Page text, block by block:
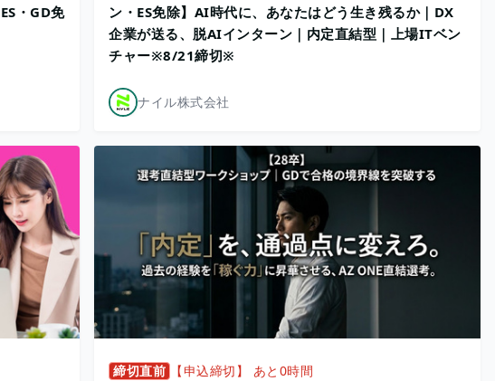
・GD免
ン・ES免除】AI時代に、あなたはどう生き残るか｜DX
企業が送る、脱AIインターン｜内定直結型｜上場ITベン
チャー※8/21締切※
ナイル株式会社
締切直前 【申込締切】 あと0時間